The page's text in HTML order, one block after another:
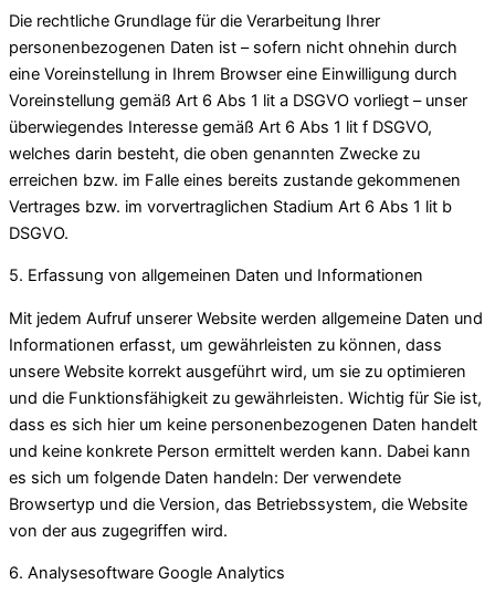
Die rechtliche Grundlage für die Verarbeitung Ihrer
personenbezogenen Daten ist – sofern nicht ohnehin durch
eine Voreinstellung in Ihrem Browser eine Einwilligung durch
Voreinstellung gemäß Art 6 Abs 1 lit a DSGVO vorliegt – unser
überwiegendes Interesse gemäß Art 6 Abs 1 lit f DSGVO,
welches darin besteht, die oben genannten Zwecke zu
erreichen bzw. im Falle eines bereits zustande gekommenen
Vertrages bzw. im vorvertraglichen Stadium Art 6 Abs 1 lit b
DSGVO.
5. Erfassung von allgemeinen Daten und Informationen
Mit jedem Aufruf unserer Website werden allgemeine Daten und
Informationen erfasst, um gewährleisten zu können, dass
unsere Website korrekt ausgeführt wird, um sie zu optimieren
und die Funktionsfähigkeit zu gewährleisten. Wichtig für Sie ist,
dass es sich hier um keine personenbezogenen Daten handelt
und keine konkrete Person ermittelt werden kann. Dabei kann
es sich um folgende Daten handeln: Der verwendete
Browsertyp und die Version, das Betriebssystem, die Website
von der aus zugegriffen wird.
6. Analysesoftware Google Analytics